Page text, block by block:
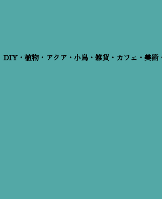
DIY・植物・アクア・小鳥・雑貨・カフェ・美術